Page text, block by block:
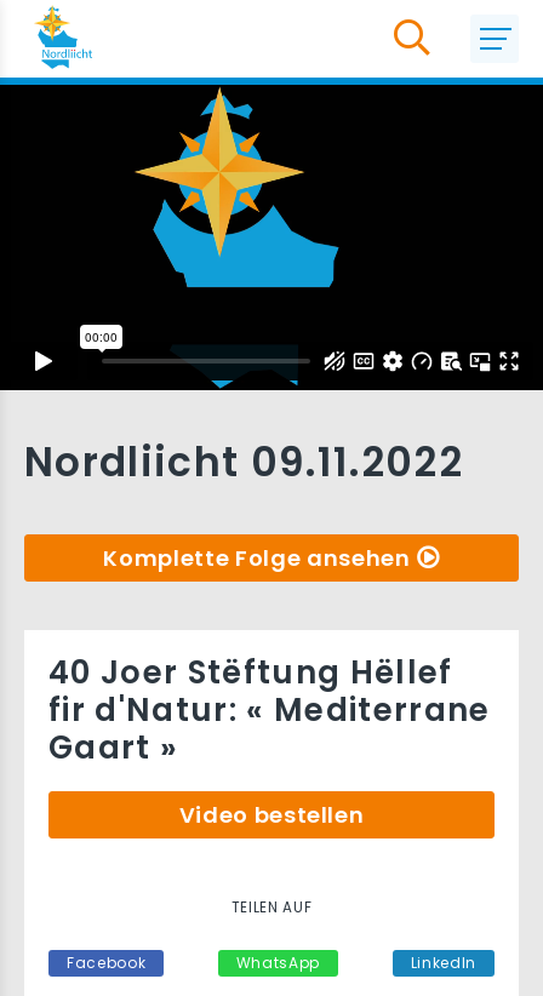
Nordliicht 09.11.2022
Komplette Folge ansehen
40 Joer Stëftung Hëllef
fir d'Natur: « Mediterrane
Gaart »
Video bestellen
TEILEN AUF
Facebook WhatsApp LinkedIn